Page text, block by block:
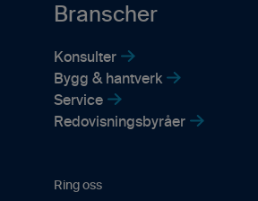
Branscher
Konsulter
Bygg & hantverk
Service
Redovisningsbyråer
Ring oss